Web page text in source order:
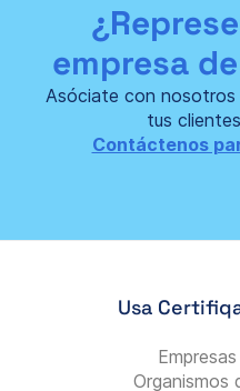
empresa
Asóciate con nosotros
tus
Contáctenos
Usa
Organismos